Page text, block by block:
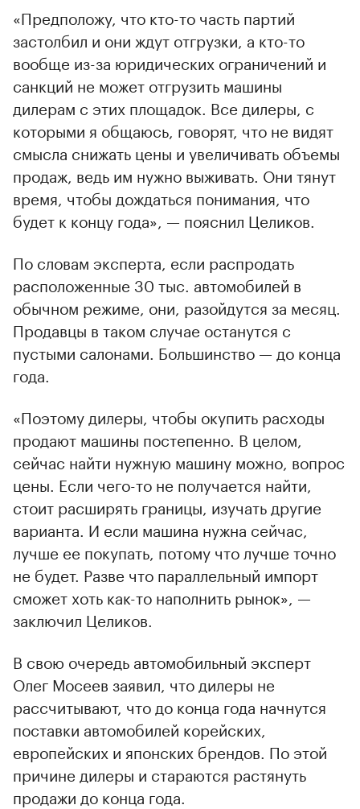
«Предположу, что кто-то часть партий
застолбил и они ждут отгрузки, а кто-то
вообще из-за юридических ограничений и
санкций не может отгрузить машины
дилерам с этих площадок. Все дилеры, с
которыми я общаюсь, говорят, что не видят
смысла снижать цены и увеличивать объемы
продаж, ведь им нужно выживать. Они тянут
время, чтобы дождаться понимания, что
будет к концу года», — пояснил Целиков.
По словам эксперта, если распродать
расположенные 30 тыс. автомобилей в
обычном режиме, они, разойдутся за месяц.
Продавцы в таком случае останутся с
пустыми салонами. Большинство — до конца
года.
«Поэтому дилеры, чтобы окупить расходы
продают машины постепенно. В целом,
сейчас найти нужную машину можно, вопрос
цены. Если чего-то не получается найти,
стоит расширять границы, изучать другие
варианта. И если машина нужна сейчас,
лучше ее покупать, потому что лучше точно
не будет. Разве что параллельный импорт
сможет хоть как-то наполнить рынок», —
заключил Целиков.
В свою очередь автомобильный эксперт
Олег Мосеев заявил, что дилеры не
рассчитывают, что до конца года начнутся
поставки автомобилей корейских,
европейских и японских брендов. По этой
причине дилеры и стараются растянуть
продажи до конца года.